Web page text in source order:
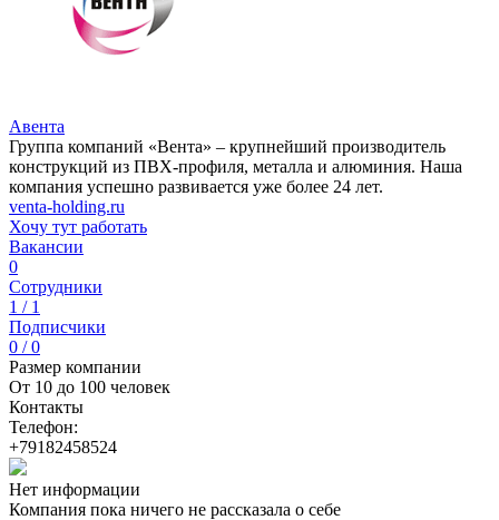
Авента
Группа компаний «Вента» – крупнейший производитель
конструкций из ПВХ-профиля, металла и алюминия. Наша
компания успешно развивается уже более 24 лет.
venta-holding.ru
Хочу тут работать
Вакансии
0
Сотрудники
1 / 1
Подписчики
0 / 0
Размер компании
От 10 до 100 человек
Контакты
Телефон:
+79182458524
Нет информации
Компания пока ничего не рассказала о себе